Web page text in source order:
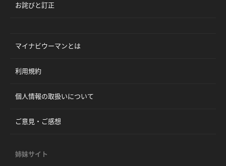
お詫びと訂正
マイナビウーマンとは
利用規約
個人情報の取扱いについて
ご意見・ご感想
姉妹サイト